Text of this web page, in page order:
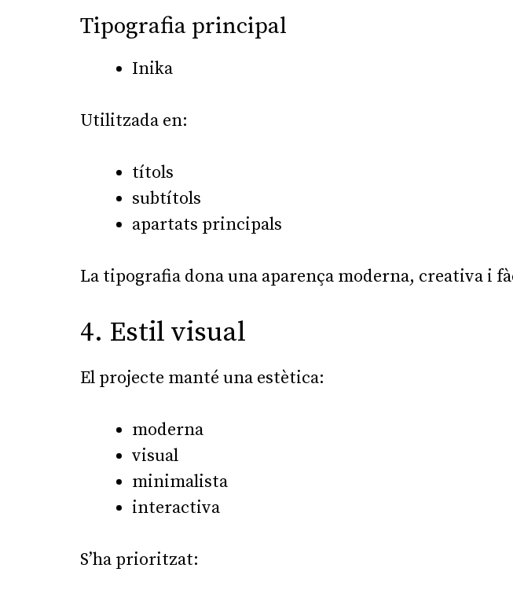
Tipografia principal
Inika
Utilitzada en:
títols
subtítols
apartats principals
La tipografia dona una aparença moderna, creativa i
4. Estil visual
El projecte manté una estètica:
moderna
visual
minimalista
interactiva
S’ha prioritzat: